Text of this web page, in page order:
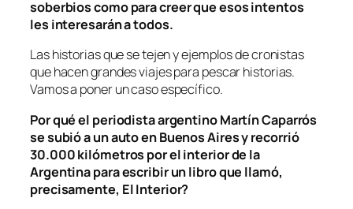
soberbios como para creer que esos intentos
les interesarán a todos.
Las historias que se tejen y ejemplos de cronistas
que hacen grandes viajes para pescar historias.
Vamos a poner un caso específico.
Por qué el periodista argentino Martín Caparrós
se subió a un auto en Buenos Aires y recorrió
30.000 kilómetros por el interior de la
Argentina para escribir un libro que llamó,
precisamente, El Interior?